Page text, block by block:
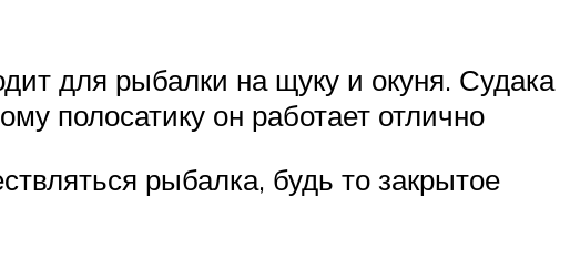
для рыбалки на щуку и окуня. Судака
полосатику он работает отлично
рыбалка, будь то закрытое